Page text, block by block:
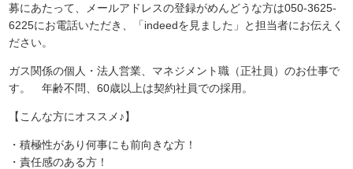
募にあたって、メールアドレスの登録がめんどうな方は050-3625-
6225にお電話いただき、「indeedを見ました」と担当者にお伝えく
ださい。
ガス関係の個人・法人営業、マネジメント職（正社員）のお仕事で
す。 年齢不問、60歳以上は契約社員での採用。
【こんな方にオススメ♪】
・積極性があり何事にも前向きな方！
・責任感のある方！